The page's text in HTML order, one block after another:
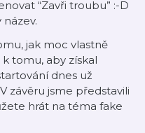
“Zavři troubu” :-D
jak moc vlastně
tomu, aby získal
dnes už
závěru jsme představili
hrát na téma fake